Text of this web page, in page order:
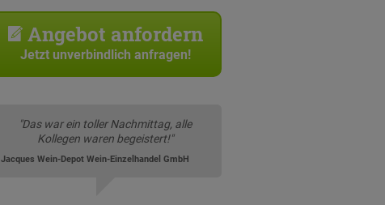
Angebot anfordern
Jetzt unverbindlich anfragen!
"Das war ein toller Nachmittag, alle
Kollegen waren begeistert!"
Jacques Wein-Depot Wein-Einzelhandel GmbH